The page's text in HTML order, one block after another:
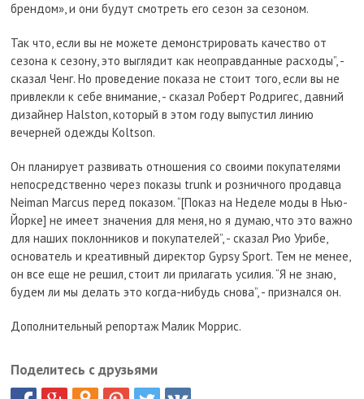
брендом», и они будут смотреть его сезон за сезоном.
Так что, если вы не можете демонстрировать качество от
сезона к сезону, это выглядит как неоправданные расходы”, -
сказал Ченг. Но проведение показа не стоит того, если вы не
привлекли к себе внимание, - сказал Роберт Родригес, давний
дизайнер Halston, который в этом году выпустил линию
вечерней одежды Koltson.
Он планирует развивать отношения со своими покупателями
непосредственно через показы trunk и розничного продавца
Neiman Marcus перед показом. “[Показ на Неделе моды в Нью-
Йорке] не имеет значения для меня, но я думаю, что это важно
для наших поклонников и покупателей”, - сказал Рио Урибе,
основатель и креативный директор Gypsy Sport. Тем не менее,
он все еще не решил, стоит ли прилагать усилия. “Я не знаю,
будем ли мы делать это когда-нибудь снова”, - признался он.
Дополнительный репортаж Малик Моррис.
Поделитесь с друзьями